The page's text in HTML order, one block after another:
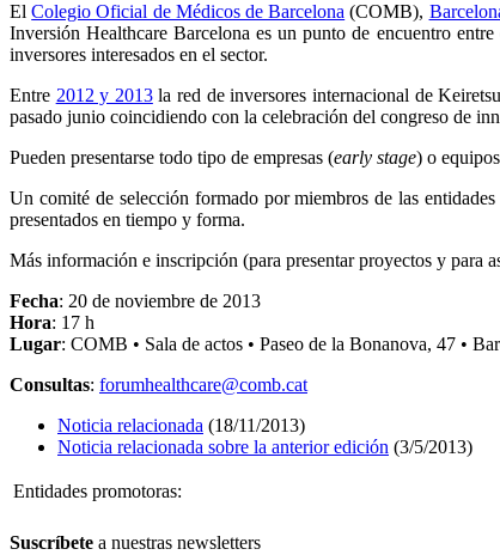
ElColegio Oficial de Médicos de Barcelona (COMB),
Inversión Healthcare Barcelona es un punto de encuentro
inversores interesados en el sector.
Entre 2012 y 2013la red de inversores internacional de
pasado junio coincidiendo con la celebración del congreso de
Pueden presentarse todo tipo de empresas (early stage) o
Un comité de selección formado por miembros de las
presentados en tiempo y forma.
Más información e inscripción (para presentar proyectos y para
Fecha: 20 de noviembre de 2013
Hora: 17 h
Lugar: COMB • Sala de actos • Paseo de la Bonanova, 47 •
Consultas: forumhealthcare@comb.cat
Noticia relacionada (18/11/2013)
Noticia relacionada sobre la anterior edición (3/5/2013)
Entidades promotoras:
Suscríbete a nuestras newsletters